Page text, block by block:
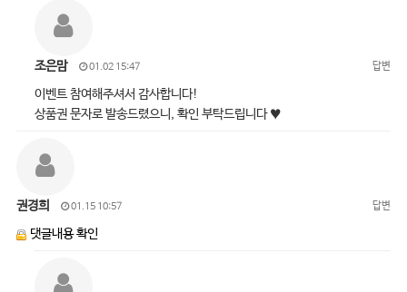
조은맘 01.02 15:47 답변
이벤트 참여해주셔서 감사합니다!
상품권 문자로 발송드렸으니, 확인 부탁드립니다 ♥
권경희 01.15 10:57 답변
댓글내용 확인